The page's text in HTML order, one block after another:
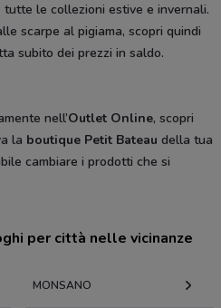
le collezioni estive e invernali.
scarpe al pigiama, scopri quindi
subito dei prezzi in saldo.
nell’Outlet Online, scopri
la boutique Petit Bateau della tua
cambiare i prodotti che si
per città nelle vicinanze
MONSANO